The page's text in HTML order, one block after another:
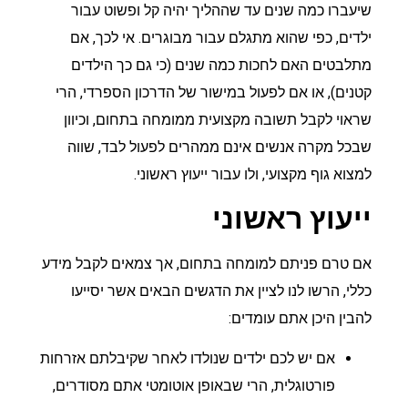
שיעברו כמה שנים עד שההליך יהיה קל ופשוט עבור
ילדים, כפי שהוא מתגלם עבור מבוגרים. אי לכך, אם
מתלבטים האם לחכות כמה שנים (כי גם כך הילדים
קטנים), או אם לפעול במישור של הדרכון הספרדי, הרי
שראוי לקבל תשובה מקצועית ממומחה בתחום, וכיוון
שבכל מקרה אנשים אינם ממהרים לפעול לבד, שווה
למצוא גוף מקצועי, ולו עבור ייעוץ ראשוני.
ייעוץ ראשוני
אם טרם פניתם למומחה בתחום, אך צמאים לקבל מידע
כללי, הרשו לנו לציין את הדגשים הבאים אשר יסייעו
להבין היכן אתם עומדים:
אם יש לכם ילדים שנולדו לאחר שקיבלתם אזרחות
פורטוגלית, הרי שבאופן אוטומטי אתם מסודרים,